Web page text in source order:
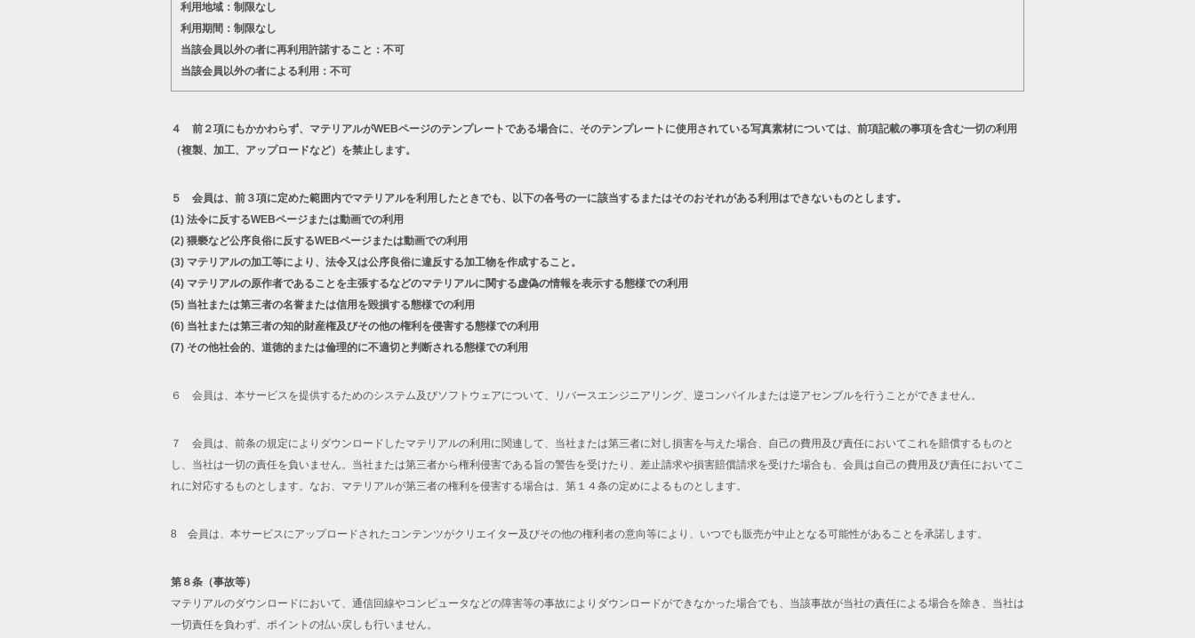
利用地域：制限なし
利用期間：制限なし
当該会員以外の者に再利用許諾すること：不可
当該会員以外の者による利用：不可
４ 前２項にもかかわらず、マテリアルがWEBページのテンプレートである場合に、そのテンプレートに使用されている写真素材については、前項記載の事項を含む一切の利用
（複製、加工、アップロードなど）を禁止します。
５ 会員は、前３項に定めた範囲内でマテリアルを利用したときでも、以下の各号の一に該当するまたはそのおそれがある利用はできないものとします。
(1) 法令に反するWEBページまたは動画での利用
(2) 猥褻など公序良俗に反するWEBページまたは動画での利用
(3) マテリアルの加工等により、法令又は公序良俗に違反する加工物を作成すること。
(4) マテリアルの原作者であることを主張するなどのマテリアルに関する虚偽の情報を表示する態様での利用
(5) 当社または第三者の名誉または信用を毀損する態様での利用
(6) 当社または第三者の知的財産権及びその他の権利を侵害する態様での利用
(7) その他社会的、道徳的または倫理的に不適切と判断される態様での利用
６ 会員は、本サービスを提供するためのシステム及びソフトウェアについて、リバースエンジニアリング、逆コンパイルまたは逆アセンブルを行うことができません。
７ 会員は、前条の規定によりダウンロードしたマテリアルの利用に関連して、当社または第三者に対し損害を与えた場合、自己の費用及び責任においてこれを賠償するものと
し、当社は一切の責任を負いません。当社または第三者から権利侵害である旨の警告を受けたり、差止請求や損害賠償請求を受けた場合も、会員は自己の費用及び責任においてこ
れに対応するものとします。なお、マテリアルが第三者の権利を侵害する場合は、第１４条の定めによるものとします。
8 会員は、本サービスにアップロードされたコンテンツがクリエイター及びその他の権利者の意向等により、いつでも販売が中止となる可能性があることを承諾します。
第８条（事故等）
マテリアルのダウンロードにおいて、通信回線やコンピュータなどの障害等の事故によりダウンロードができなかった場合でも、当該事故が当社の責任による場合を除き、当社は
一切責任を負わず、ポイントの払い戻しも行いません。